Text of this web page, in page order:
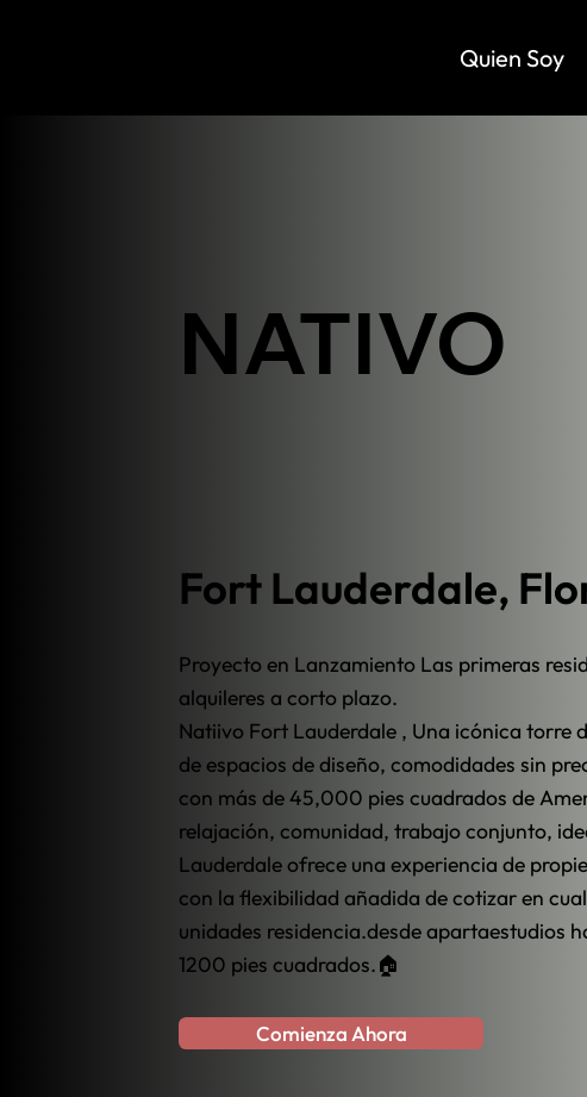
Quien Soy
NATIVO
Proyecto en Lanzamiento Las primeras
alquileres a corto plazo.
Natiivo Fort Lauderdale , Una icónica torre
de espacios de diseño, comodidades sin
con más de 45,000 pies cuadrados de
relajación, comunidad, trabajo conjunto,
Lauderdale ofrece una experiencia de
con la flexibilidad añadida de cotizar en
unidades residencia.desde apartaestudios
1200 pies cuadrados.🏠
Fort Lauderdale,
Comienza Ahora